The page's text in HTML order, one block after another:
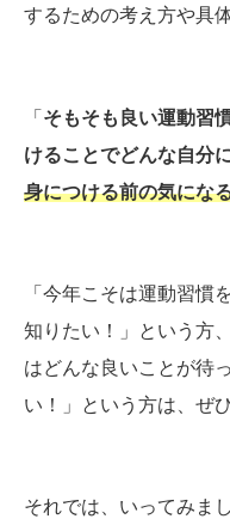
するための考え方や具
「 そもそも良い運動習
けることでどんな自分
身につける前の気にな
「今年こそは運動習慣
知りたい！」という方
はどんな良いことが待
い！」という方は、ぜ
それでは、いってみま